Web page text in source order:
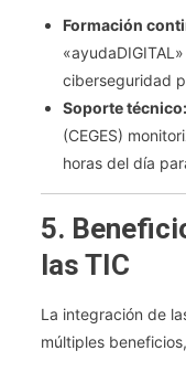
Formación
ciberseguridad
Soporte técnico:
(CEGES)
horas del día
5.
las TIC
La integración de
múltiples